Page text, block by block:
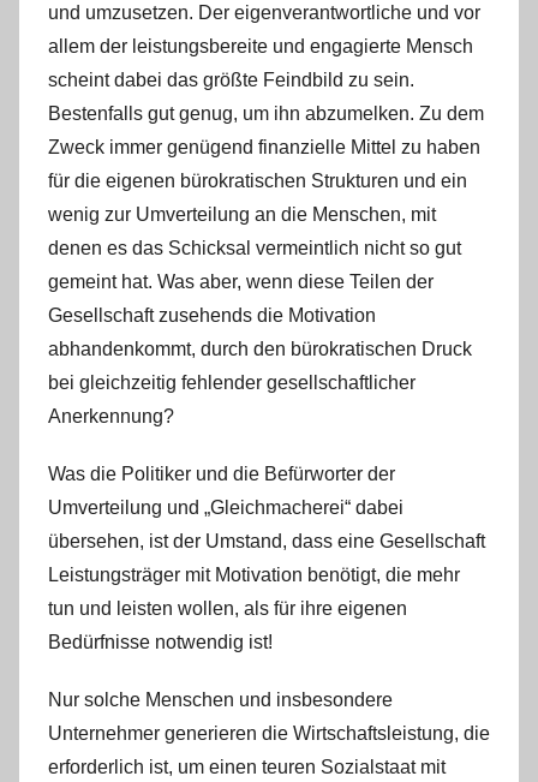
und umzusetzen. Der eigenverantwortliche und vor
allem der leistungsbereite und engagierte Mensch
scheint dabei das größte Feindbild zu sein.
Bestenfalls gut genug, um ihn abzumelken. Zu dem
Zweck immer genügend finanzielle Mittel zu haben
für die eigenen bürokratischen Strukturen und ein
wenig zur Umverteilung an die Menschen, mit
denen es das Schicksal vermeintlich nicht so gut
gemeint hat. Was aber, wenn diese Teilen der
Gesellschaft zusehends die Motivation
abhandenkommt, durch den bürokratischen Druck
bei gleichzeitig fehlender gesellschaftlicher
Anerkennung?
Was die Politiker und die Befürworter der
Umverteilung und „Gleichmacherei“ dabei
übersehen, ist der Umstand, dass eine Gesellschaft
Leistungsträger mit Motivation benötigt, die mehr
tun und leisten wollen, als für ihre eigenen
Bedürfnisse notwendig ist!
Nur solche Menschen und insbesondere
Unternehmer generieren die Wirtschaftsleistung, die
erforderlich ist, um einen teuren Sozialstaat mit